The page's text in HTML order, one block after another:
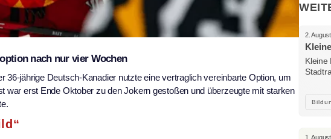
nach nur vier Wochen
jährige Deutsch-Kanadier nutzte eine vertraglich vereinbarte Option, um
erst Ende Oktober zu den Jokern gestoßen und überzeugte mit starken
2.
Kleine
1.